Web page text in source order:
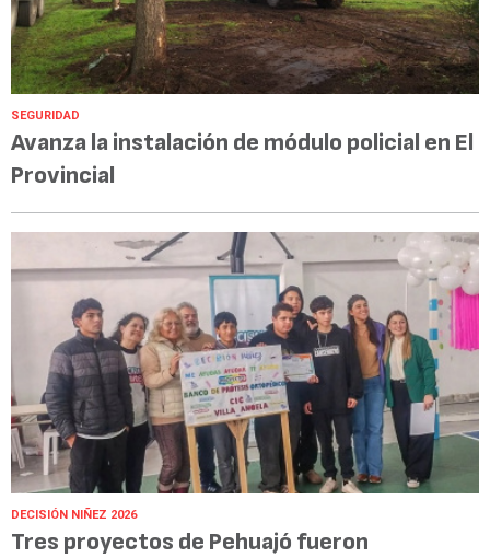
SEGURIDAD
Avanza la instalación de módulo policial en El
Provincial
DECISIÓN NIÑEZ 2026
Tres proyectos de Pehuajó fueron